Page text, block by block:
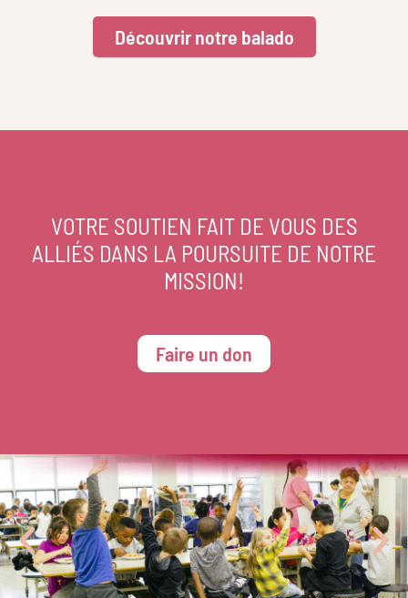
Découvrir notre balado
VOTRE SOUTIEN FAIT DE VOUS DES
ALLIÉS DANS LA POURSUITE DE NOTRE
MISSION!
Faire un don